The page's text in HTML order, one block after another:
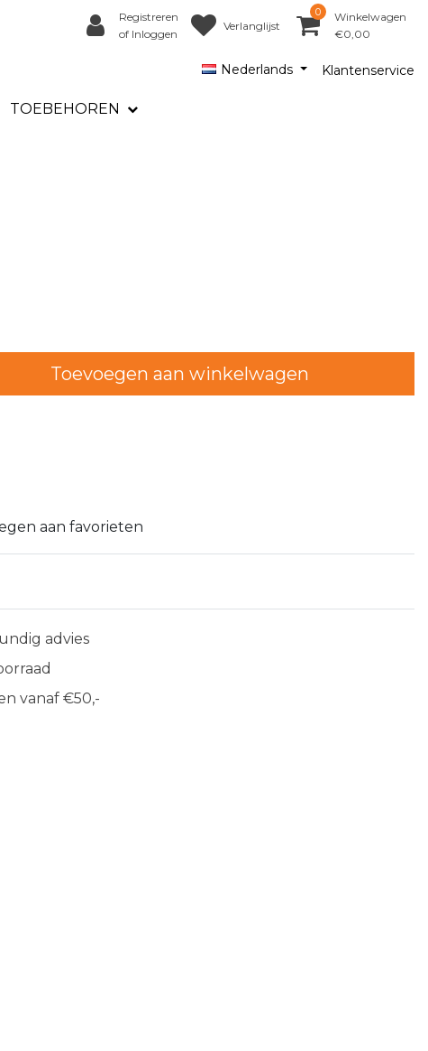
Registreren
of Inloggen
Verlanglijst
0
Winkelwagen
€0,00
Nederlands Klantenservice
TOEBEHOREN
Toevoegen aan winkelwagen
aan favorieten
advies
vanaf €50,-